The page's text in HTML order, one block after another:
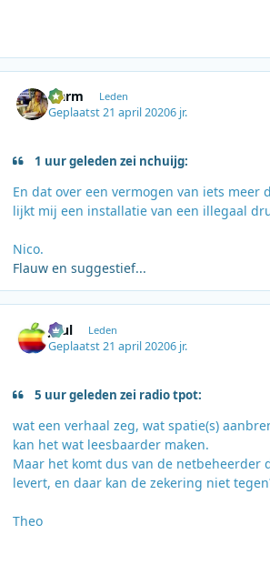
Harm Leden
Geplaatst21 april 20206 jr.
1 uur geleden zei nchuijg:
En dat over een vermogen van iets meer
lijkt mij een installatie van een illegaal
Nico.
Flauw en suggestief...
Juul Leden
Geplaatst21 april 20206 jr.
5 uur geleden zei radio tpot:
wat een verhaal zeg, wat spatie(s)
kan het wat leesbaarder maken.
Maar het komt dus van de netbeheerder
levert, en daar kan de zekering niet
Theo